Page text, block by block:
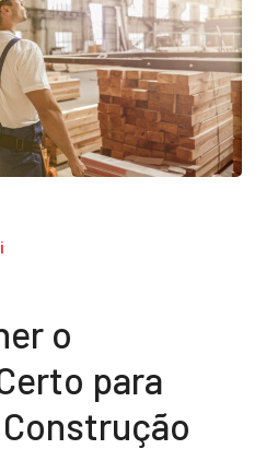
o
para